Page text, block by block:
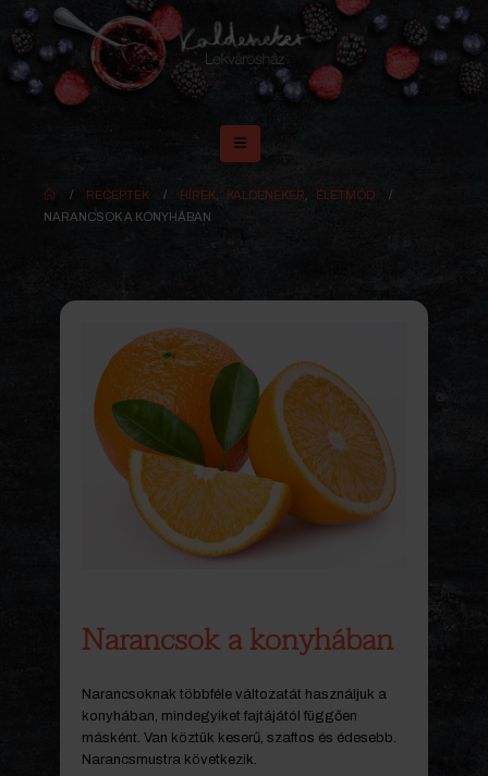
RECEPTEK HÍREK KALDENEKER
ÉLETMÓD
NARANCSOK A KONYHÁBAN
Narancsok a konyhában
Narancsoknak többféle változatát használjuk a
konyhában, mindegyiket fajtájától függően
másként. Van köztük keserű, szaftos és édesebb.
Narancsmustra következik.